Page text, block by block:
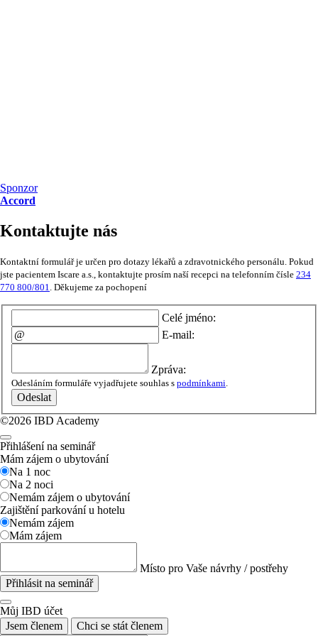
Sponzor
Accord
Kontaktujte nás
Kontaktní formulář je určen pro dotazy lékařů a zdravotnického personálu. Pokud
jste pacientem Iscare a.s., kontaktujte prosím naší recepci na telefonním čísle 234
770 800/801. Děkujeme za pochopení
Celé jméno:
E-mail:
Zpráva:
Odesláním formuláře vyjadřujete souhlas s podmínkami.
Odeslat
©2026 IBD Academy
Přihlášení na seminář
Mám zájem o ubytování
Na 1 noc
Na 2 noci
Nemám zájem o ubytování
Zajištění parkování u hotelu
Nemám zájem
Mám zájem
Místo pro Vaše návrhy / postřehy
Přihlásit na seminář
Můj IBD účet
Jsem členem
Chci se stát členem